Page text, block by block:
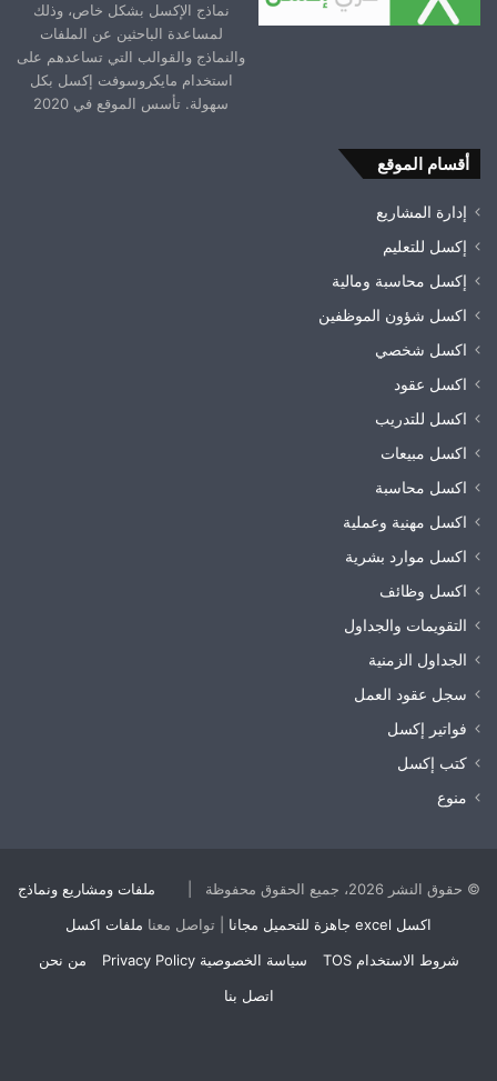
نماذج الإكسل بشكل خاص، وذلك
لمساعدة الباحثين عن الملفات
والنماذج والقوالب التي تساعدهم على
استخدام مايكروسوفت إكسل بكل
سهولة. تأسس الموقع في 2020
أقسام الموقع
إدارة المشاريع
إكسل للتعليم
إكسل محاسبة ومالية
اكسل شؤون الموظفين
اكسل شخصي
اكسل عقود
اكسل للتدريب
اكسل مبيعات
اكسل محاسبة
اكسل مهنية وعملية
اكسل موارد بشرية
اكسل وظائف
التقويمات والجداول
الجداول الزمنية
سجل عقود العمل
فواتير إكسل
كتب إكسل
منوع
© حقوق النشر 2026، جميع الحقوق محفوظة |
ملفات ومشاريع ونماذج
اكسل excel جاهزة للتحميل مجانا
| تواصل معنا ملفات اكسل
شروط الاستخدام TOS
سياسة الخصوصية Privacy Policy
من نحن
اتصل بنا